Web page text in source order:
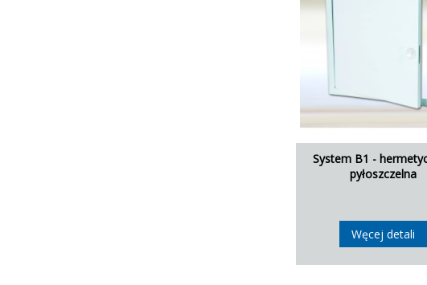
System B1 -
pyłoszczelna
Węcej detali